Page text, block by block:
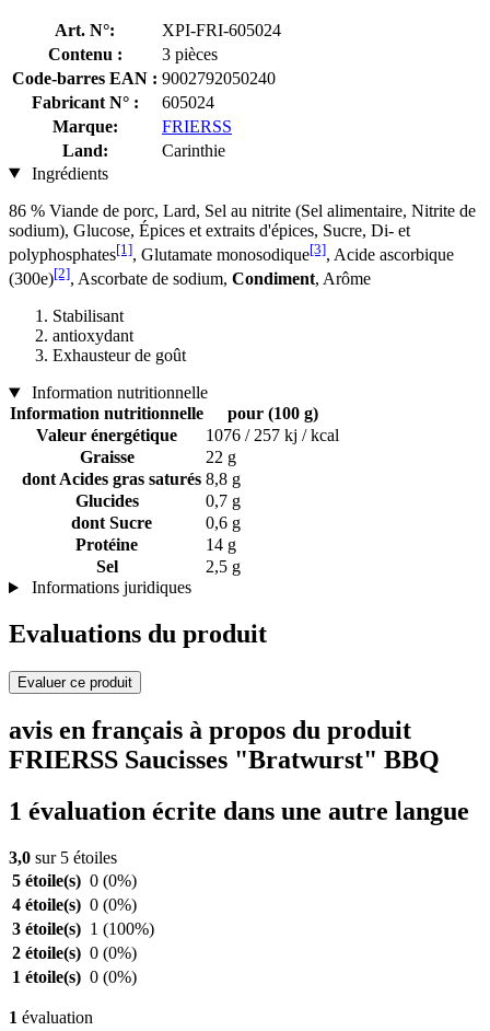
Art. N°:
XPI-FRI-605024
Contenu :
3 pièces
Code-barres EAN : 9002792050240
Fabricant N° :
605024
Marque:
FRIERSS
Land:
Carinthie
Ingrédients
86 % Viande de porc, Lard, Sel au nitrite (Sel alimentaire, Nitrite de
sodium), Glucose, Épices et extraits d'épices, Sucre, Di- et
polyphosphates[1], Glutamate monosodique[3], Acide ascorbique
(300e)[2], Ascorbate de sodium, Condiment, Arôme
Stabilisant
antioxydant
Exhausteur de goût
Information nutritionnelle
Information nutritionnelle
pour (100 g)
Valeur énergétique
1076 / 257 kj / kcal
Graisse
22 g
dont Acides gras saturés 8,8 g
Glucides
0,7 g
dont Sucre
0,6 g
Protéine
14 g
Sel
2,5 g
Informations juridiques
Evaluations du produit
Evaluer ce produit
avis en français à propos du produit
FRIERSS Saucisses "Bratwurst" BBQ
1 évaluation écrite dans une autre langue
3,0 sur 5 étoiles
5 étoile(s) 0 (0%)
4 étoile(s) 0 (0%)
3 étoile(s) 1 (100%)
2 étoile(s) 0 (0%)
1 étoile(s) 0 (0%)
1 évaluation